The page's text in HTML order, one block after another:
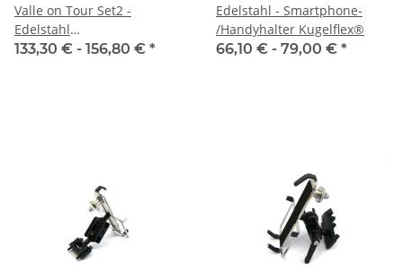
Valle on Tour Set2 -
Edelstahl
Smartphone/Handy Halter
133,30 € - 156,80 € *
Edelstahl - Smartphone-
/Handyhalter Kugelflex®
66,10 € - 79,00 € *